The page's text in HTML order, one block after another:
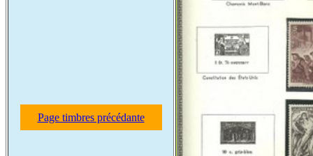
Page timbres précédante